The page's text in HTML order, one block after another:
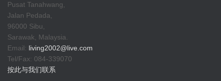
Pusat Tanahwang,
Jalan Pedada,
96000 Sibu,
Sarawak, Malaysia.
Email: living2002@live.com
Tel/Fax: 084-339070
按此与我们联系